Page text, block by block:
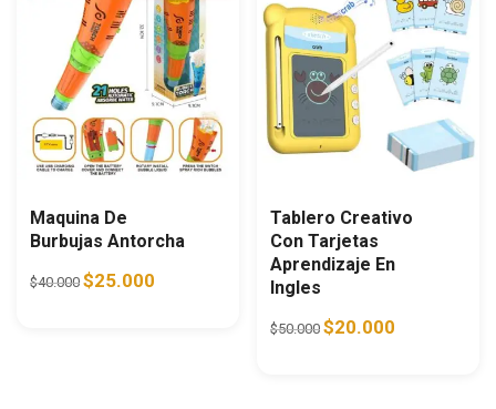
Maquina De
Burbujas Antorcha
$40.000 Original price was: $40.000.
$25.000 Current price is: $25.000.
Tablero Creativo
Con Tarjetas
Aprendizaje En
Ingles
$50.000 Original price was:
$20.000